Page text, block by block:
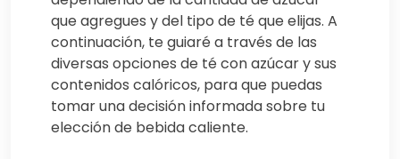
que agregues y del tipo de té que elijas. A
continuación, te guiaré a través de las
diversas opciones de té con azúcar y sus
contenidos calóricos, para que puedas
tomar una decisión informada sobre tu
elección de bebida caliente.